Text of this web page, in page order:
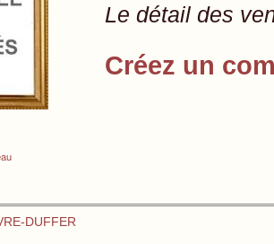
Le détail des
Créez un
DUFFER